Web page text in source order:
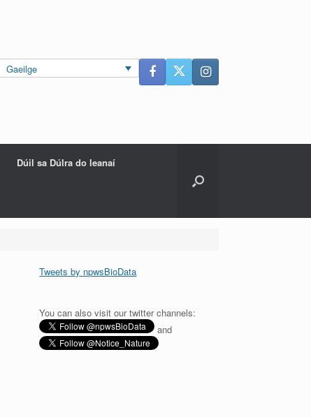
Gaeilge
Dúil sa Dúlra do leanaí
Tweets by npwsBioData
You can also visit our twitter channels:
and